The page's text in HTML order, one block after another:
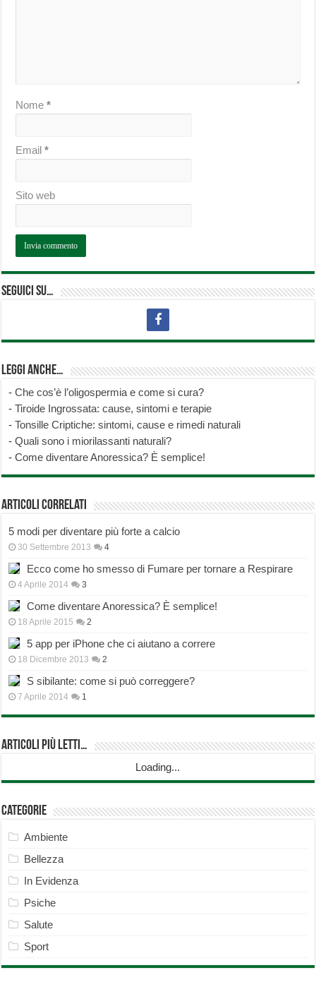
Nome*
Email*
Sito web
Seguici su…
Leggi anche…
-Che cos’è l’oligospermia e come si cura?
-Tiroide Ingrossata: cause, sintomi e terapie
-Tonsille Criptiche: sintomi, cause e rimedi naturali
-Quali sono i miorilassanti naturali?
-Come diventare Anoressica? È semplice!
Articoli correlati
5 modi per diventare più forte a calcio
30 Settembre 2013 4
Ecco come ho smesso di Fumare per tornare a Respirare
4 Aprile 2014 3
Come diventare Anoressica? È semplice!
18 Aprile 2015 2
5 app per iPhone che ci aiutano a correre
18 Dicembre 2013 2
S sibilante: come si può correggere?
7 Aprile 2014 1
Articoli più Letti…
Loading...
Categorie
Ambiente
Bellezza
In Evidenza
Psiche
Salute
Sport